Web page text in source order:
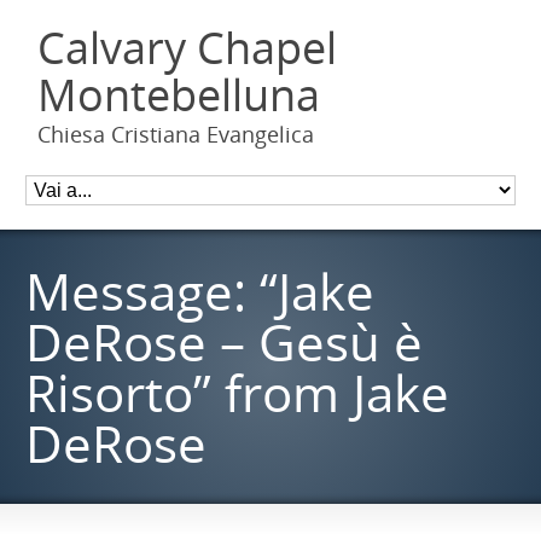
Calvary Chapel
Montebelluna
Chiesa Cristiana Evangelica
Message: “Jake
DeRose – Gesù è
Risorto” from Jake
DeRose